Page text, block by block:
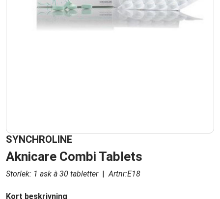
SYNCHROLINE
Aknicare Combi Tablets
Storlek: 1 ask à 30 tabletter | Artnr:E18
Kort beskrivning